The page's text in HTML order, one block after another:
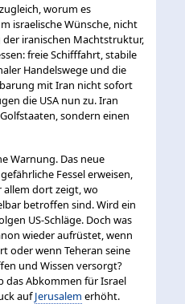
worum es
israelische Wünsche, nicht
iranischen Machtstruktur,
freie Schifffahrt, stabile
Handelswege und die
mit Iran nicht sofort
die USA nun zu. Iran
sondern einen
Warnung. Das neue
Fessel erweisen,
dort zeigt, wo
betroffen sind. Wird ein
US-Schläge. Doch was
wieder aufrüstet, wenn
oder wenn Teheran seine
und Wissen versorgt?
das Abkommen für Israel
aufJerusalem erhöht.